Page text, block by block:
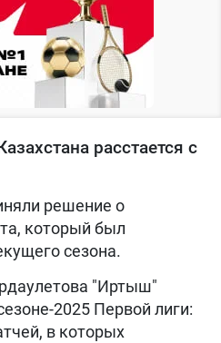
расстается с
решение о
который был
сезона.
"Иртыш"
2025 Первой лиги:
в которых